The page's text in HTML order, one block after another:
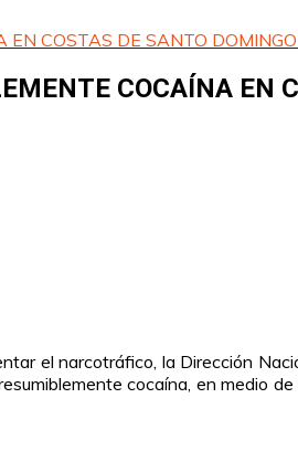
COSTAS DE SANTO
COCAÍNA EN
el narcotráfico, la Dirección
cocaína, en medio